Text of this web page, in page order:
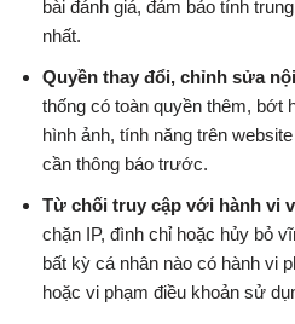
bài đánh giá, đảm bảo tính
nhất.
Quyền thay đổi, chỉnh sửa
thống có toàn quyền thêm, bớt
hình ảnh, tính năng trên
cần thông báo trước.
Từ chối truy cập với hành vi
chặn IP, đình chỉ hoặc hủy bỏ
bất kỳ cá nhân nào có hành vi
hoặc vi phạm điều khoản sử